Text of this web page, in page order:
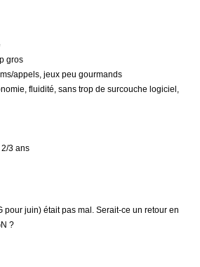
gros
appels, jeux peu gourmands
fluidité, sans trop de surcouche logiciel,
3 ans
pour juin) était pas mal. Serait-ce un retour en
?